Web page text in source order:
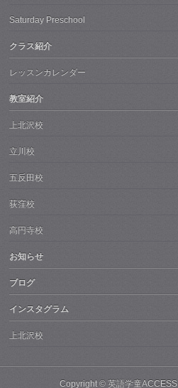
Saturday Preschool
クラス紹介
レッスンカレンダー
教室紹介
上北沢校
立川校
五反田校
荻窪校
高円寺校
お知らせ
ブログ
インスタグラム
上北沢校
Copyright ©英語学童ACCESS